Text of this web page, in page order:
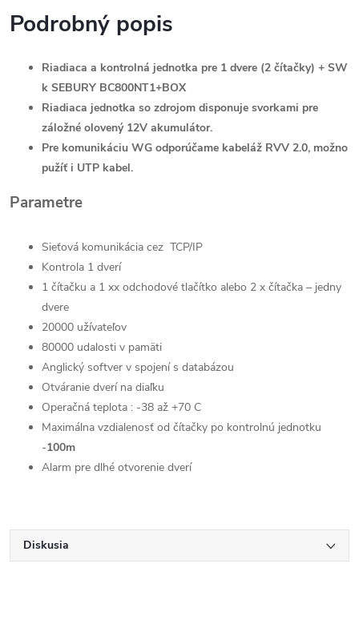
Podrobný popis
Riadiaca a kontrolná jednotka pre 1 dvere (2 čítačky) + SW
k SEBURY BC800NT1+BOX
Riadiaca jednotka so zdrojom disponuje svorkami pre
záložné olovený 12V akumulátor.
Pre komunikáciu WG odporúčame kabeláž RVV 2.0, možno
pužíť i UTP kabel.
Parametre
Sieťová komunikácia cez TCP/IP
Kontrola 1 dverí
1 čítačku a 1 xx odchodové tlačítko alebo 2 x čítačka – jedny
dvere
20000 užívateľov
80000 udalosti v pamäti
Anglický softver v spojení s databázou
Otváranie dverí na diaľku
Operačná teplota : -38 až +70 C
Maximálna vzdialenosť od čítačky po kontrolnú jednotku
-100m
Alarm pre dlhé otvorenie dverí
Diskusia